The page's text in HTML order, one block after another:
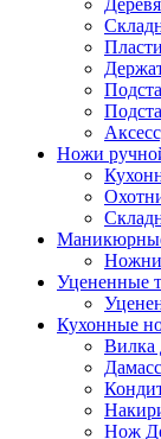
Ножи
Уцененные
Кухонные
Вилка
Нож